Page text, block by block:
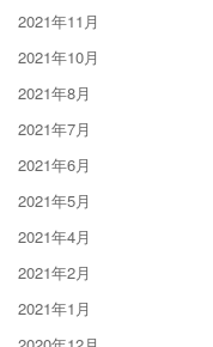
2021年11月
2021年10月
2021年8月
2021年7月
2021年6月
2021年5月
2021年4月
2021年2月
2021年1月